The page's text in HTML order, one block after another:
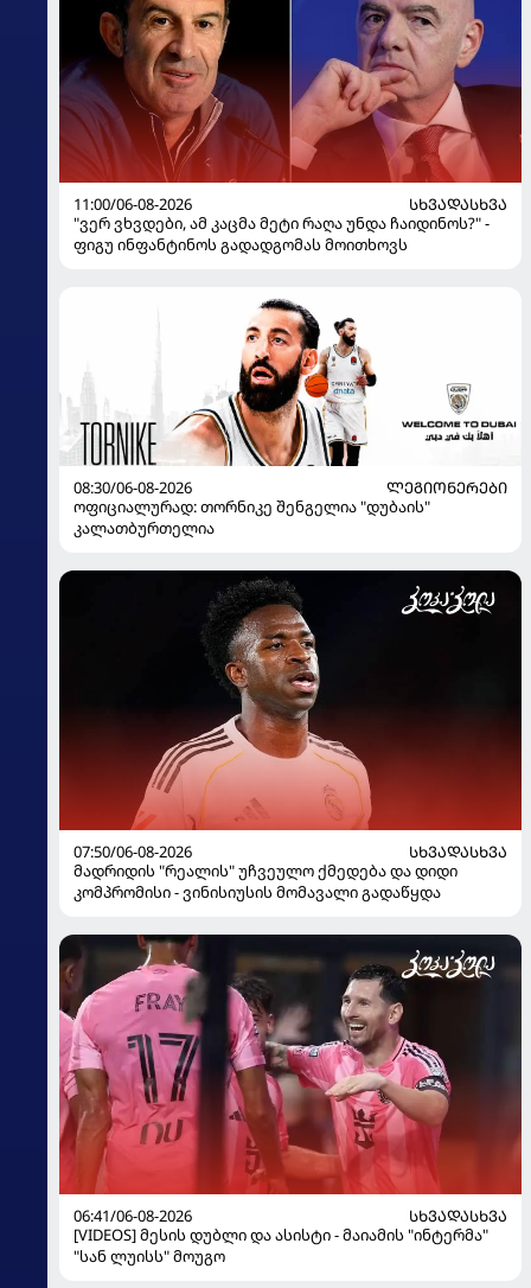
11:00/06-08-2026
ᲡᲮᲕᲐᲓᲐᲡᲮᲕᲐ
"ვერ ვხვდები, ამ კაცმა მეტი რაღა უნდა ჩაიდინოს?" -
ფიგუ ინფანტინოს გადადგომას მოითხოვს
08:30/06-08-2026
ᲚᲔᲒᲘᲝᲜᲔᲠᲔᲑᲘ
ოფიციალურად: თორნიკე შენგელია "დუბაის"
კალათბურთელია
07:50/06-08-2026
ᲡᲮᲕᲐᲓᲐᲡᲮᲕᲐ
მადრიდის "რეალის" უჩვეულო ქმედება და დიდი
კომპრომისი - ვინისიუსის მომავალი გადაწყდა
06:41/06-08-2026
ᲡᲮᲕᲐᲓᲐᲡᲮᲕᲐ
[VIDEOS] მესის დუბლი და ასისტი - მაიამის "ინტერმა"
"სან ლუისს" მოუგო